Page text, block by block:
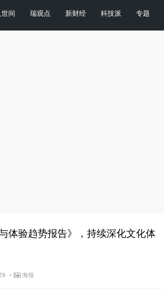
世间 瑞观点 新财经 科技派 专题
体验趋势报告》，持续深化文化体
· 海报